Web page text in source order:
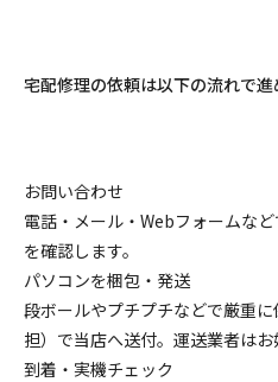
宅配修理の依頼は以下の流れで進
お問い合わせ
電話・メール・Webフォームな
を確認します。
パソコンを梱包・発送
段ボールやプチプチなどで厳重
担）で当店へ送付。運送業者はお
到着・実機チェック